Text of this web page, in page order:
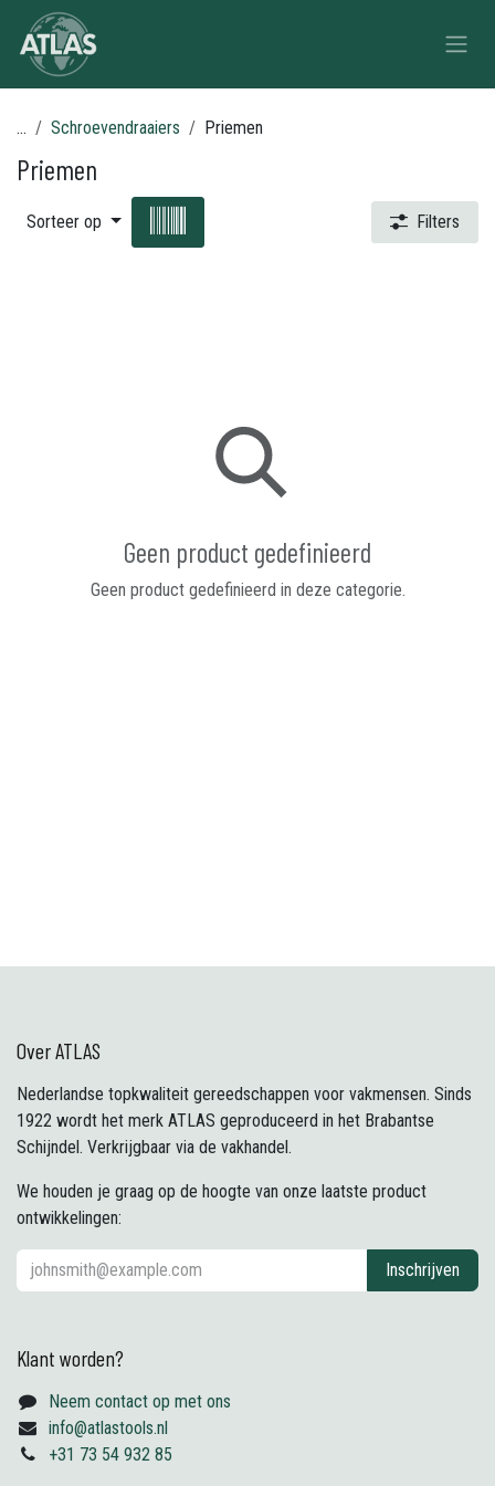
Overslaan naar inhoud
... Schroevendraaiers Priemen
Priemen
Sorteer op Filters
Geen product gedefinieerd
Geen product gedefinieerd in deze categorie.
Over ATLAS
Nederlandse topkwaliteit gereedschappen voor vakmensen. Sinds
1922 wordt het merk ATLAS geproduceerd in het Brabantse
Schijndel. Verkrijgbaar via de vakhandel.
We houden je graag op de hoogte van onze laatste product
ontwikkelingen:
Inschrijven
Klant worden?
Neem contact op met ons
info@atlastools.nl
+31 73 54 932 85